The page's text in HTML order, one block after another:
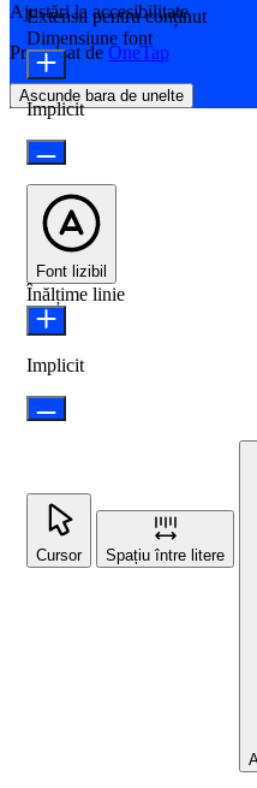
Ajustări la accesibilitate
Propulsat de OneTap
Ascunde bara de unelte
Extensii pentru conținut
Dimensiune font
Implicit
Font lizibil
Înălțime linie
Implicit
Cursor Spațiu între litere